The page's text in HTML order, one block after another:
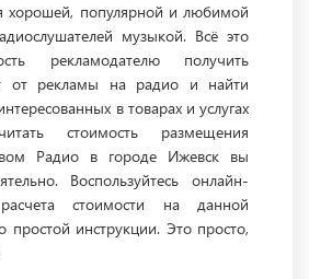
хорошей, популярной и любимой
музыкой. Всё это
рекламодателю получить
от рекламы на радио и найти
в товарах и услугах
стоимость размещения
Радио в городе Ижевск вы
Воспользуйтесь онлайн-
расчета стоимости на данной
простой инструкции. Это просто,